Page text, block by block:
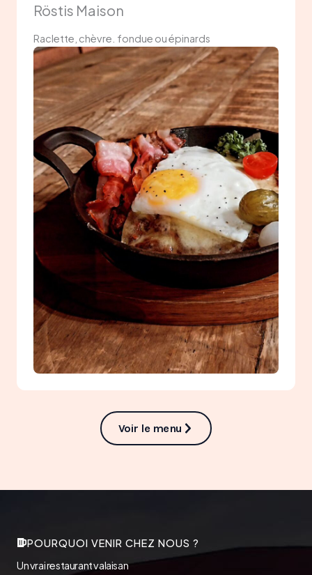
Röstis Maison
Raclette, chèvre. fondue ou épinards
Voir le menu
POURQUOI VENIR CHEZ NOUS ?
Un vrai restaurant valaisan